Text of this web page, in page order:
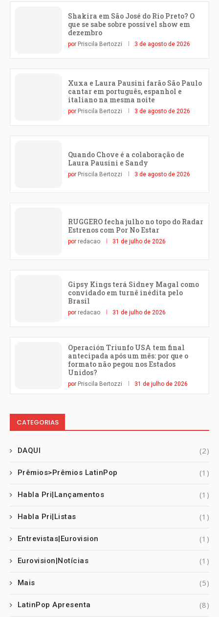
Shakira em São José do Rio Preto? O
que se sabe sobre possível show em
dezembro
por Priscila Bertozzi 3 de agosto de 2026
Xuxa e Laura Pausini farão São Paulo
cantar em português, espanhol e
italiano na mesma noite
por Priscila Bertozzi 3 de agosto de 2026
Quando Chove é a colaboração de
Laura Pausini e Sandy
por Priscila Bertozzi 3 de agosto de 2026
RUGGERO fecha julho no topo do Radar
Estrenos com Por No Estar
por redacao 31 de julho de 2026
Gipsy Kings terá Sidney Magal como
convidado em turnê inédita pelo
Brasil
por redacao 31 de julho de 2026
Operación Triunfo USA tem final
antecipada após um mês: por que o
formato não pegou nos Estados
Unidos?
por Priscila Bertozzi 31 de julho de 2026
CATEGORIAS
DAQUI (2)
Prêmios>Prêmios LatinPop (1)
Habla Pri|Lançamentos (1)
Habla Pri|Listas (1)
Entrevistas|Eurovision (1)
Eurovision|Notícias (1)
Mais (5)
LatinPop Apresenta (8)